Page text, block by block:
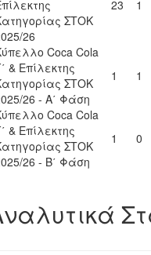
ΣΤΟΚ
26
23 1
Coca Cola
& Επίλεκτης
ΣΤΟΚ
26 - Α΄ Φάση
1 1
Coca Cola
& Επίλεκτης
ΣΤΟΚ
26 - Β΄ Φάση
1 0